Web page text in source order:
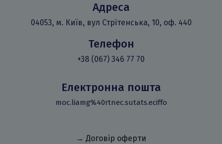
Адреса
04053, м. Київ, вул Стрітенська, 10, оф. 440
Телефон
+38 (067) 346 77 70
Електронна пошта
moc.liamg%40rtnec.sutats.eciffo
→ Договір оферти